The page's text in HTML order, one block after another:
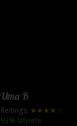
Uma B
Reitings: ★★★★☆
93% latviete